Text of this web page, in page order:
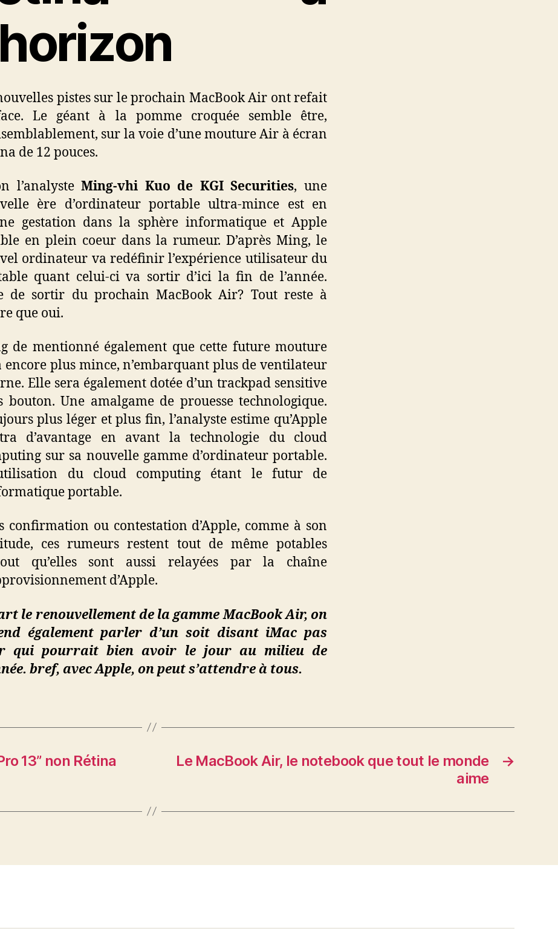
pistes sur le prochain MacBook Air ont refait
Le géant à la pomme croquée semble être,
sur la voie d’une mouture Air à écran
de 12 pouces.
l’analysteMing-vhi Kuo de KGI Securities, une
ère d’ordinateur portable ultra-mince est en
gestation dans la sphère informatique et Apple
en plein coeur dans la rumeur. D’après Ming, le
ordinateur va redéfinir l’expérience utilisateur du
quant celui-ci va sortir d’ici la fin de l’année.
de sortir du prochain MacBook Air? Tout reste à
que oui.
de mentionné également que cette future mouture
encore plus mince, n’embarquant plus de ventilateur
Elle sera également dotée d’un trackpad sensitive
bouton. Une amalgame de prouesse technologique.
plus léger et plus fin, l’analyste estime qu’Apple
d’avantage en avant la technologie du cloud
sur sa nouvelle gamme d’ordinateur portable.
du cloud computing étant le futur de
portable.
confirmation ou contestation d’Apple, comme à son
ces rumeurs restent tout de même potables
qu’elles sont aussi relayées par la chaîne
d’Apple.
le renouvellement de la gamme MacBook Air, on
également parler d’un soit disant iMac pas
qui pourrait bien avoir le jour au milieu de
bref, avec Apple, on peut s’attendre à tous.
13’’ non Rétina
→
Le MacBook Air, le notebook que tout le monde
aime